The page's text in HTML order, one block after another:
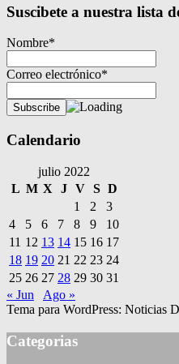
Suscibete a nuestra lista
Nombre*
Correo electrónico*
Calendario
julio 2022
L M X J V S D
1
2
3
4
5 6 7 8 9
10
11 12 13 14 15 16 17
18 19 20 21 22 23 24
25 26 27 28 29 30 31
« Jun
Ago »
Tema para WordPress: Noticias
Categorias